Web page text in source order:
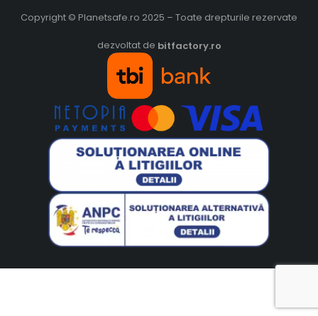
Copyright © Planetsafe.ro 2025 – Toate drepturile rezervate
dezvoltat de bitfactory.ro